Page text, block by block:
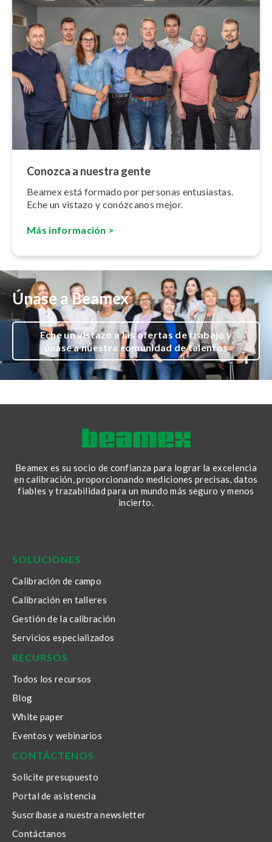
Conozca a nuestra gente
Beamex está formado por personas entusiastas.
Eche un vistazo y conózcanos mejor.
Más información >
Únase a Beamex
Eche un vistazo a las ofertas de trabajo y
únase a nuestra comunidad de talentos
Beamex es su socio de confianza para lograr la excelencia
en calibración, proporcionando mediciones precisas, datos
fiables y trazabilidad para un mundo más seguro y menos
incierto.
SOLUCIONES
Calibración de campo
Calibración en talleres
Gestión de la calibración
Servicios especializados
RECURSOS
Todos los recursos
Blog
White paper
Eventos y webinarios
CONTÁCTENOS
Solicite presupuesto
Portal de asistencia
Suscríbase a nuestra newsletter
Contáctanos